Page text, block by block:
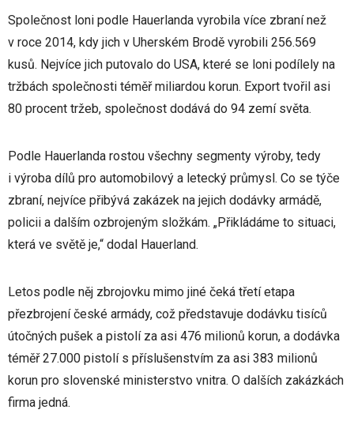
Společnost loni podle Hauerlanda vyrobila více zbraní než
v roce 2014, kdy jich v Uherském Brodě vyrobili 256.569
kusů. Nejvíce jich putovalo do USA, které se loni podílely na
tržbách společnosti téměř miliardou korun. Export tvořil asi
80 procent tržeb, společnost dodává do 94 zemí světa.
Podle Hauerlanda rostou všechny segmenty výroby, tedy
i výroba dílů pro automobilový a letecký průmysl. Co se týče
zbraní, nejvíce přibývá zakázek na jejich dodávky armádě,
policii a dalším ozbrojeným složkám. „Přikládáme to situaci,
která ve světě je,“ dodal Hauerland.
Letos podle něj zbrojovku mimo jiné čeká třetí etapa
přezbrojení české armády, což představuje dodávku tisíců
útočných pušek a pistolí za asi 476 milionů korun, a dodávka
téměř 27.000 pistolí s příslušenstvím za asi 383 milionů
korun pro slovenské ministerstvo vnitra. O dalších zakázkách
firma jedná.